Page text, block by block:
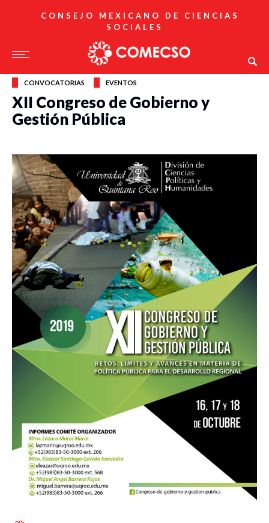
CONSEJO MEXICANO DE CIENCIAS
SOCIALES
CONVOCATORIAS EVENTOS
XII Congreso de Gobierno y
Gestión Pública